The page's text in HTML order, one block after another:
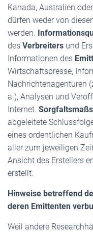
Kanada, Australien
dürfen weder von
werden.
des Verbreiters und
Informationen des
Wirtschaftspresse,
Nachrichtenagenturen
a.), Analysen und
Internet.
abgeleitete
eines ordentlichen
aller zum jeweiligen
Ansicht des Erstellers
erstellt.
Hinweise betreffend
deren Emittenten
Weil andere